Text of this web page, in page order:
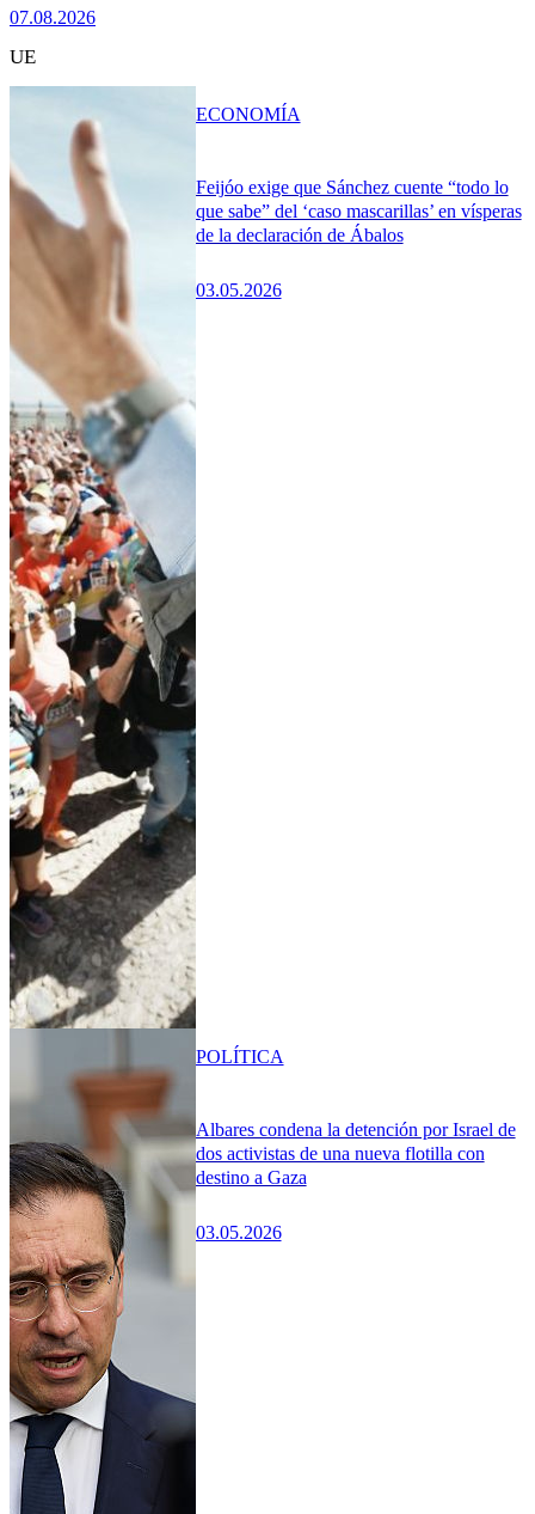
07.08.2026
UE
Feijóo exige que Sánchez cuente “todo lo
que sabe” del ‘caso mascarillas’ en vísperas
de la declaración de Ábalos
03.05.2026
ECONOMÍA
Albares condena la detención por Israel de
dos activistas de una nueva flotilla con
destino a Gaza
03.05.2026
POLÍTICA